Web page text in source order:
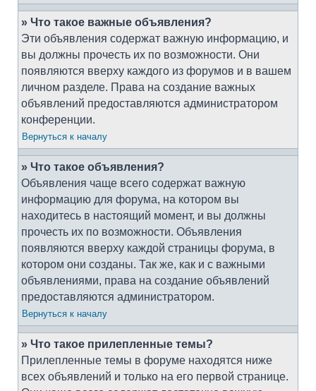
» Что такое важные объявления?
Эти объявления содержат важную информацию, и
вы должны прочесть их по возможности. Они
появляются вверху каждого из форумов и в вашем
личном разделе. Права на создание важных
объявлений предоставляются администратором
конференции.
Вернуться к началу
» Что такое объявления?
Объявления чаще всего содержат важную
информацию для форума, на котором вы
находитесь в настоящий момент, и вы должны
прочесть их по возможности. Объявления
появляются вверху каждой страницы форума, в
котором они созданы. Так же, как и с важными
объявлениями, права на создание объявлений
предоставляются администратором.
Вернуться к началу
» Что такое прилепленные темы?
Прилепленные темы в форуме находятся ниже
всех объявлений и только на его первой странице.